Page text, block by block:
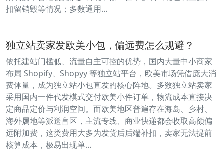
扣留销毁等情况；多数通用…
独立站卖家发欧美小包，偏远费怎么规避？
依托建站门槛低、流量自主可控的优势，国内大量中小商家
布局 Shopify、Shopyy 等独立站平台，欧美市场凭借庞大消
费体量，成为独立站小包直发的核心阵地。多数独立站卖家
采用国内一件代发模式交付欧美小件订单，物流成本直接决
定商品定价与利润空间。而欧美地区普遍存在海岛、乡村、
海外属地等派送盲区，主流专线、商业快递都会收取高额偏
远附加费，这类费用大多为发货后后端补扣，卖家无法提前
核算成本，极易出现单…